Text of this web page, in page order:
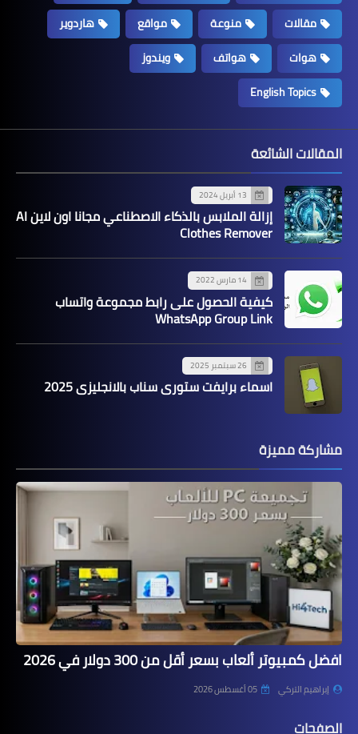
مقالات
منوعة مواقع
هاردوير
هوات
هواتف
ويندوز
English Topics
المقالات الشائعة
13 أبريل 2024
إزالة الملابس بالذكاء الاصطناعي مجانا اون لاين AI
Clothes Remover
14 مارس 2022
كيفية الحصول على رابط مجموعة واتساب
WhatsApp Group Link
26 سبتمبر 2025
اسماء برايفت ستوري سناب بالانجليزي 2025
مشاركة مميزة
افضل كمبيوتر ألعاب بسعر أقل من 300 دولار في 2026
إبراهيم التركي 05 أغسطس 2026
الصفحات